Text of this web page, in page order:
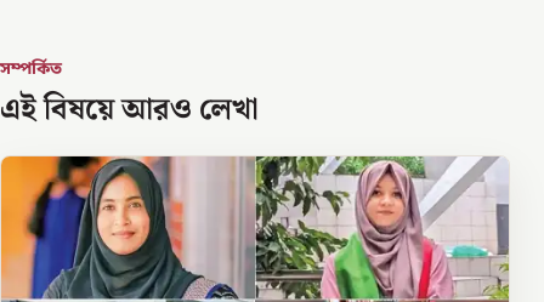
সম্পর্কিত
এই বিষয়ে আরও লেখা